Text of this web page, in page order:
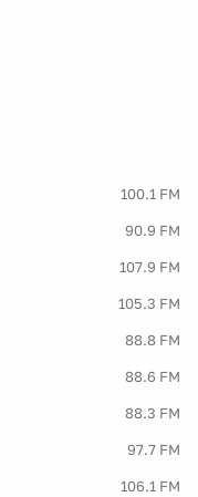
100.1 FM
90.9 FM
107.9 FM
105.3 FM
88.8 FM
88.6 FM
88.3 FM
97.7 FM
106.1 FM